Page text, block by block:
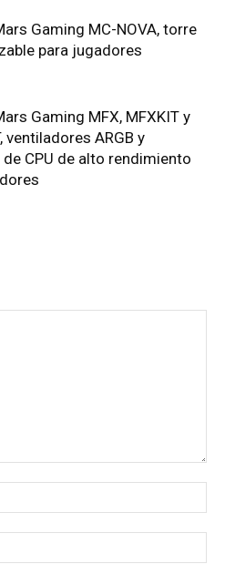
Gaming MC-NOVA, torre
para jugadores
Gaming MFX, MFXKIT y
ventiladores ARGB y
CPU de alto rendimiento